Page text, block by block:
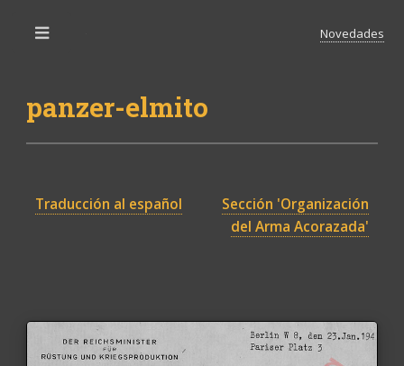
panzer-elmito
Novedades
Traducción al español
Sección 'Organización
del Arma Acorazada'